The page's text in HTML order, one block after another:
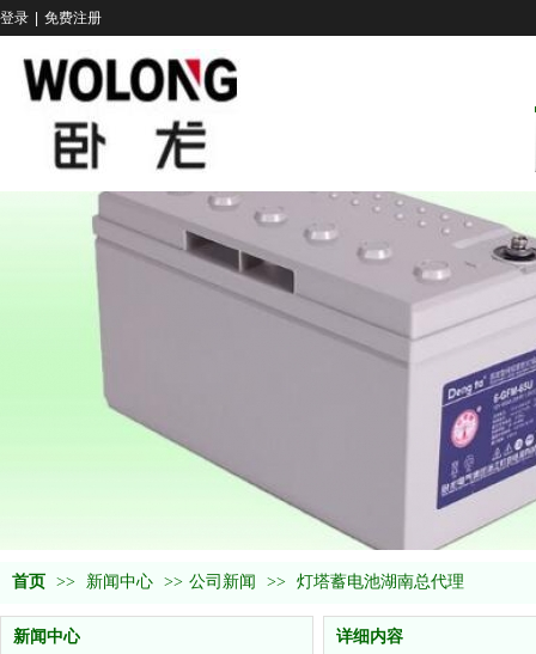
登录 免费注册
首页 >> 新闻中心 >> 公司新闻 >> 灯塔蓄电池湖南总代理
新闻中心 详细内容